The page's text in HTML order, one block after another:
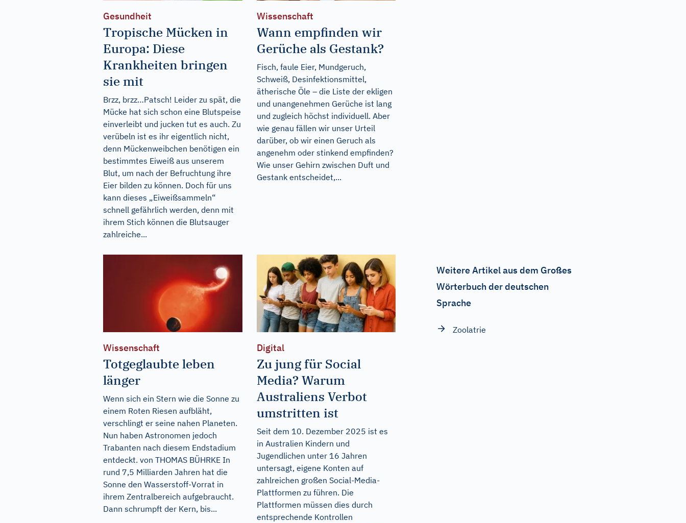
Gesundheit
Tropische Mücken in
Europa: Diese
Krankheiten bringen
sie mit
Brzz, brzz…Patsch! Leider zu spät, die
Mücke hat sich schon eine Blutspeise
einverleibt und jucken tut es auch. Zu
verübeln ist es ihr eigentlich nicht,
denn Mückenweibchen benötigen ein
bestimmtes Eiweiß aus unserem
Blut, um nach der Befruchtung ihre
Eier bilden zu können. Doch für uns
kann dieses „Eiweißsammeln“
schnell gefährlich werden, denn mit
ihrem Stich können die Blutsauger
zahlreiche...
Wissenschaft
Wann empfinden wir
Gerüche als Gestank?
Fisch, faule Eier, Mundgeruch,
Schweiß, Desinfektionsmittel,
ätherische Öle – die Liste der ekligen
und unangenehmen Gerüche ist lang
und zugleich höchst individuell. Aber
wie genau fällen wir unser Urteil
darüber, ob wir einen Geruch als
angenehm oder stinkend empfinden?
Wie unser Gehirn zwischen Duft und
Gestank entscheidet,...
Wissenschaft
Totgeglaubte leben
länger
Wenn sich ein Stern wie die Sonne zu
einem Roten Riesen aufbläht,
verschlingt er seine nahen Planeten.
Nun haben Astronomen jedoch
Trabanten nach diesem Endstadium
entdeckt. von THOMAS BÜHRKE In
rund 7,5 Milliarden Jahren hat die
Sonne den Wasserstoff-Vorrat in
ihrem Zentralbereich aufgebraucht.
Dann schrumpft der Kern, bis...
Digital
Zu jung für Social
Media? Warum
Australiens Verbot
umstritten ist
Seit dem 10. Dezember 2025 ist es
in Australien Kindern und
Jugendlichen unter 16 Jahren
untersagt, eigene Konten auf
zahlreichen großen Social-Media-
Plattformen zu führen. Die
Plattformen müssen dies durch
entsprechende Kontrollen
Weitere Artikel aus dem Großes
Wörterbuch der deutschen
Sprache
Zoolatrie